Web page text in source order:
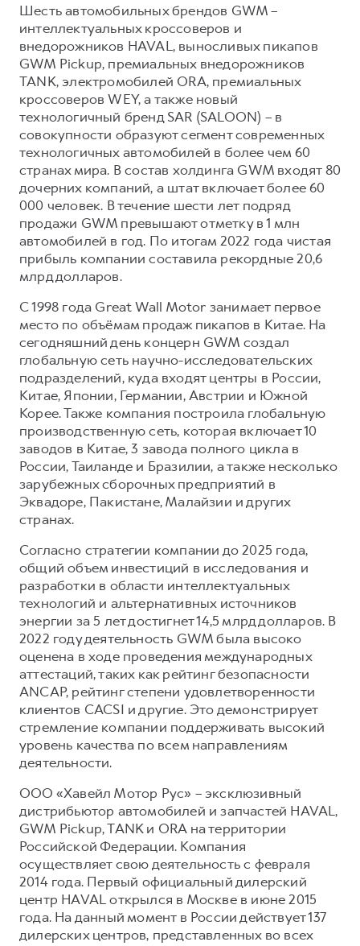
Шесть автомобильных брендов GWM –
интеллектуальных кроссоверов и
внедорожников HAVAL, выносливых пикапов
GWM Pickup, премиальных внедорожников
TANK, электромобилей ORA, премиальных
кроссоверов WEY, а также новый
технологичный бренд SAR (SALOON) – в
совокупности образуют сегмент современных
технологичных автомобилей в более чем 60
странах мира. В состав холдинга GWM входят 80
дочерних компаний, а штат включает более 60
000 человек. В течение шести лет подряд
продажи GWM превышают отметку в 1 млн
автомобилей в год. По итогам 2022 года чистая
прибыль компании составила рекордные 20,6
млрд долларов.
С 1998 года Great Wall Motor занимает первое
место по объёмам продаж пикапов в Китае. На
сегодняшний день концерн GWM создал
глобальную сеть научно-исследовательских
подразделений, куда входят центры в России,
Китае, Японии, Германии, Австрии и Южной
Корее. Также компания построила глобальную
производственную сеть, которая включает 10
заводов в Китае, 3 завода полного цикла в
России, Таиланде и Бразилии, а также несколько
зарубежных сборочных предприятий в
Эквадоре, Пакистане, Малайзии и других
странах.
Согласно стратегии компании до 2025 года,
общий объем инвестиций в исследования и
разработки в области интеллектуальных
технологий и альтернативных источников
энергии за 5 лет достигнет 14,5 млрд долларов. В
2022 году деятельность GWM была высоко
оценена в ходе проведения международных
аттестаций, таких как рейтинг безопасности
ANCAP, рейтинг степени удовлетворенности
клиентов CACSI и другие. Это демонстрирует
стремление компании поддерживать высокий
уровень качества по всем направлениям
деятельности.
ООО «Хавейл Мотор Рус» – эксклюзивный
дистрибьютор автомобилей и запчастей HAVAL,
GWM Pickup, TANK и ORA на территории
Российской Федерации. Компания
осуществляет свою деятельность с февраля
2014 года. Первый официальный дилерский
центр HAVAL открылся в Москве в июне 2015
года. На данный момент в России действует 137
дилерских центров, представленных во всех